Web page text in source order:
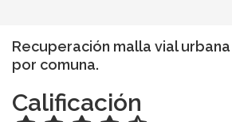
Recuperación malla vial
por comuna.
Calificación